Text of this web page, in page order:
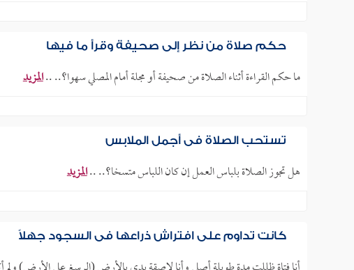
حكم صلاة من نظر إلى صحيفة وقرأ ما فيها
ما حكم القراءة أثناء الصلاة من صحيفة أو مجلة أمام المصلي سهوا؟.. ..المزيد
تستحب الصلاة في أجمل الملابس
هل تجوز الصلاة بلباس العمل إن كان اللباس متسخا؟.. ..المزيد
كانت تداوم على افتراش ذراعها في السجود جهلاً